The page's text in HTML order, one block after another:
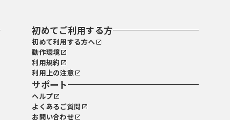
初めてご利用する方
初めて利用する方へ
動作環境
利用規約
利用上の注意
サポート
ヘルプ
よくあるご質問
お問い合わせ